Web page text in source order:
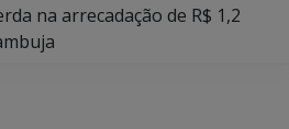
na arrecadação de R$ 1,2